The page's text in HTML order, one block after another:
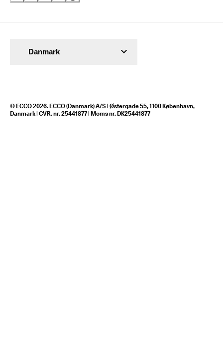
© ECCO 2026. ECCO (Danmark) A/S | Østergade 55, 1100 København,
Danmark | CVR. nr. 25441877 | Moms nr. DK25441877
Danmark